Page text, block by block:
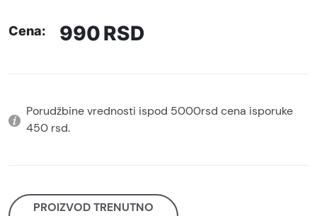
Cena: 990RSD
Porudžbine vrednosti ispod 5000rsd cena isporuke
450 rsd.
PROIZVOD TRENUTNO